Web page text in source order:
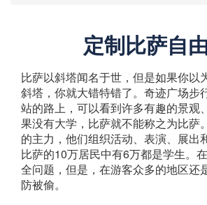
定制比萨自
比萨以斜塔闻名于世，但是如果你以
斜塔，你就大错特错了。奇迹广场步
站的路上，可以看到许多有趣的景观
果没有大学，比萨就不能称之为比萨
的主力，他们组织活动、表演、展出
比萨的10万居民中有6万都是学生。
全问题，但是，在游客众多的地区还
防被偷。